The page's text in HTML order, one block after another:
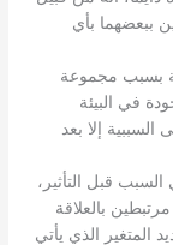
ببعضهما بأي
بسبب مجموعة
في البيئة
السببية إلا بعد
قبل التأثير،
بالعلاقة
المتغير الذي يأتي